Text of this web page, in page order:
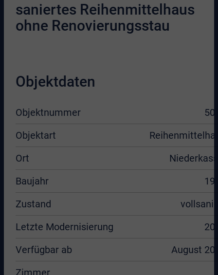
saniertes Reihenmittelhaus
ohne Renovierungsstau
Objektdaten
Objektnummer
Objektart
Ort
Baujahr
Zustand
Letzte Modernisierung
Verfügbar ab
August